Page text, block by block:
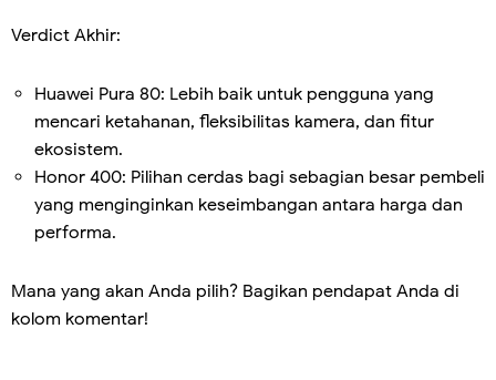
Verdict Akhir:
Huawei Pura 80: Lebih baik untuk pengguna yang
mencari ketahanan, fleksibilitas kamera, dan fitur
ekosistem.
Honor 400: Pilihan cerdas bagi sebagian besar pembeli
yang menginginkan keseimbangan antara harga dan
performa.
Mana yang akan Anda pilih? Bagikan pendapat Anda di
kolom komentar!